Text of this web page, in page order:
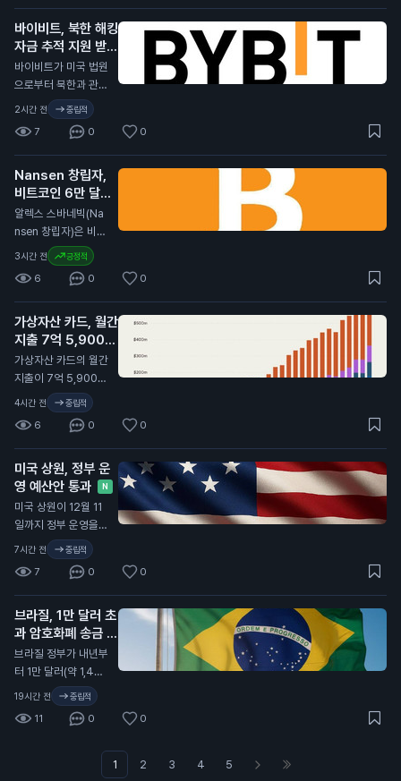
이는 스테이블코인 시
장에서 큰 변화가 일
어나고 있음을 보여줍
니다. USDC의 시장
가치는 두 달 동안 약
110억 달러 줄어들었
습니다. 반면, 테더(U
SDT)는 달러 가치를
유지하며 투자자들의
관심을 받고 있습니
다. 그러나 USDT도
최근 60일 동안 약 4
0억 달러가 유출되었
습니다. 이와 함께 비
트코인 가격 하락이
스테이블코인 시장에
이번 USDC 유출은
투자자들에게 중요한
신호입니다. 스테이블
코인 유통 감소는 시
장의 불안정을 나타내
며, 이는 가격 변동성
과 규제에 대한 우려
바이비트, 북한 해킹
자금 추적 지원 받아
N
바이비트가 미국 법원
으로부터 북한과 관련
된 15억 달러 규모 해
킹 사건에 대한 추적
지원을 받았습니다.
그러나 도난당한 자금
의 90%는 이미 추적
이 불가능한 상태입니
다. 북한 해커들은 최
근 1,640개 기업을
침투했습니다. 이들은
가상자산 지갑을 주요
목표로 삼아 공격했습
니다. 연구자에 따르
면, 700~800개 조
직이 심각한 피해를
입었으며, 많은 기업
의 서버와 클라우드
시스템에 접근했습니
다. 이 사건은 일반 투
자자에게 중요한 의미
건이 가상자산 시장에
미치는 영향으로 인
해, 투자자들은 자산
의 안전성을 더욱 신
경 써야 할 것입니다.
2시간 전 중립적
7 0 0
Nansen 창립자,
비트코인 6만 달러
이하로 떨어지지 않
을 것 주장
N
알렉스 스바네빅(Na
nsen 창립자)은 비트
코인이 다시는 6만 달
러(약 8,000만 원)
이하로 떨어지지 않을
것이라고 주장했습니
다. 그는 현실 자산 거
래 덕분에 암호화폐
시장이 성장하고 있다
고 말했습니다. 스바
네빅은 최근 인터뷰에
서, 암호화폐가 실제
자산과 연결되면서 투
자자들이 더 많은 관
심을 보이고 있다고
설명했습니다. 그는
특히 미국 국채와 같
은 자산이 블록체인에
해 시장이 더욱 활성
화되고 있다고 강조했
트코인 투자자들에게
긍정적인 신호로 작용
할 수 있습니다. 비트
코인의 가격이 안정적
으로 유지되면, 더 많
은 사람들이 투자에
나설 가능성이 높아지
3시간 전 긍정적
6 0 0
가상자산 카드, 월간
지출 7억 5,900만
달러 기록
N
가상자산 카드의 월간
지출이 7억 5,900만
달러(약 1조 1,000억
원)를 기록했습니다.
이는 전년 대비 두 배
이상 증가한 수치입니
다. 가상자산 카드 사
용이 증가하면서, 많
은 사람들이 가상자산
을 일상에서 활용하고
있습니다. 이러한 변
화는 가상자산의 대중
화와 관련이 있습니
다. 특히, 데이터 센터
건설 비용이 증가하고
있어 가상자산과 인공
지능(AI) 관련 기업들
이 인프라를 확장하고
있습니다. 이 통계는
가상자산 카드 사용이
증가하고 있다는 것을
자자에게는 가상자산
4시간 전 중립적
6 0 0
미국 상원, 정부 운
영 예산안 통과
N
미국 상원이 12월 11
일까지 정부 운영을
유지하는 예산안을 통
과시켰습니다. 이번
예산안은 현재의 정부
자금 지원 수준을 유
지하며, 여성, 유아 및
아동을 위한 특별 보
충 영양 프로그램(WI
C)과 국가 안보 프로
그램 등을 포함합니
다. 상원은 이 예산안
으로 사이버 보안 권
이번 통과된 예산안은
7시간 전 중립적
7 0 0
브라질, 1만 달러 초
과 암호화폐 송금 지
연 발표
N
브라질 정부가 내년부
터 1만 달러(약 1,400
만 원) 이상의 암호화
폐 송금을 최대 24시
간 지연시키기로 했습
19시간 전 중립적
11 0 0
1 2 3 4 5